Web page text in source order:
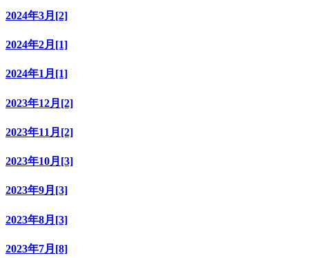
2024年3月[2]
2024年2月[1]
2024年1月[1]
2023年12月[2]
2023年11月[2]
2023年10月[3]
2023年9月[3]
2023年8月[3]
2023年7月[8]